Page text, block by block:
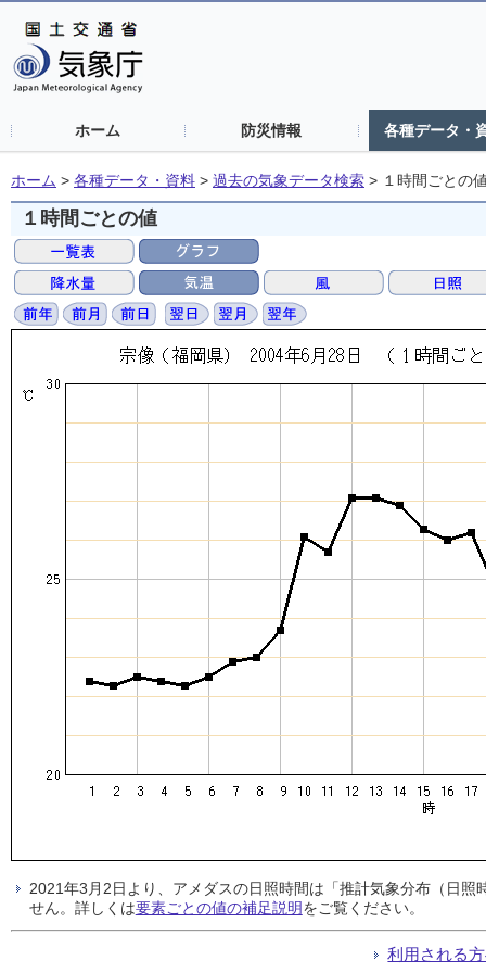
ホーム 防災情報 各種データ・
ホーム > 各種データ・資料 > 過去の気象データ検索 > １時間ごとの
１時間ごとの値
2021年3月2日より、アメダスの日照時間は「推計気象分布（日
せん。詳しくは要素ごとの値の補足説明をご覧ください。
利用される